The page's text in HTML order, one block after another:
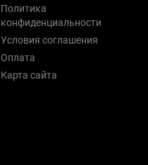
Политика
конфиденциальности
Условия соглашения
Оплата
Карта сайта